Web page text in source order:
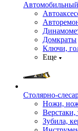
Домкраты
Ключи,
Еще
Столярно-
Ножи,
Зубила,